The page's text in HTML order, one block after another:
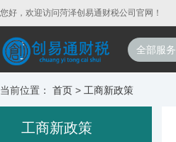
您好，欢迎访问菏泽创易通财税公司官网！
全部服务
当前位置： 首页 > 工商新政策
工商新政策